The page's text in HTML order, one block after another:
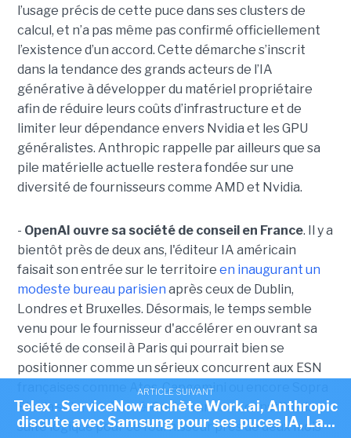
l’usage précis de cette puce dans ses clusters de
calcul, et n’a pas même pas confirmé officiellement
l’existence d’un accord. Cette démarche s’inscrit
dans la tendance des grands acteurs de l’IA
générative à développer du matériel propriétaire
afin de réduire leurs coûts d’infrastructure et de
limiter leur dépendance envers Nvidia et les GPU
généralistes. Anthropic rappelle par ailleurs que sa
pile matérielle actuelle restera fondée sur une
diversité de fournisseurs comme AMD et Nvidia.
- OpenAI ouvre sa société de conseil en France. Il y a
bientôt près de deux ans, l'éditeur IA américain
faisait son entrée sur le territoire en inaugurant un
modeste bureau parisien après ceux de Dublin,
Londres et Bruxelles. Désormais, le temps semble
venu pour le fournisseur d'accélérer en ouvrant sa
société de conseil à Paris qui pourrait bien se
positionner comme un sérieux concurrent aux ESN
françaises comme Atos, Capgemini ou encore Sopra
Steriaselon l'Informé . Cette annonce constitue la
suite logique pour ce fournisseur près de deux mois
ARTICLE SUIVANT
Telex : ServiceNow rachète Work.ai, Anthropic
discute avec Samsung pour ses puces IA, La...